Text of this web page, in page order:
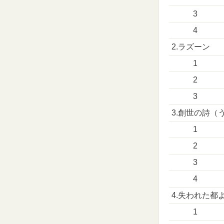
3
4
2.ラズーン
1
2
3
3.創世の詩（
1
2
3
4
4.失われた都
1